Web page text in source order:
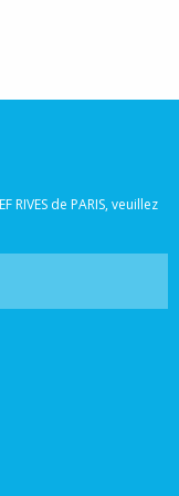
RIVES de PARIS, veuillez